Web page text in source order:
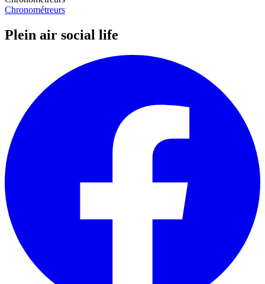
Chronométreurs
Plein air social life